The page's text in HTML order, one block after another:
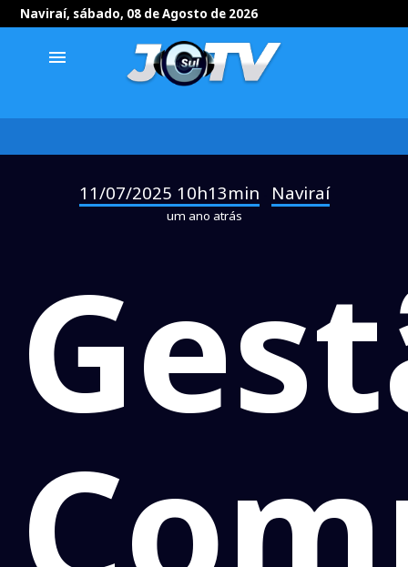
Naviraí, sábado, 08 de Agosto de 2026
menu
11/07/2025 10h13min Naviraí
um ano atrás